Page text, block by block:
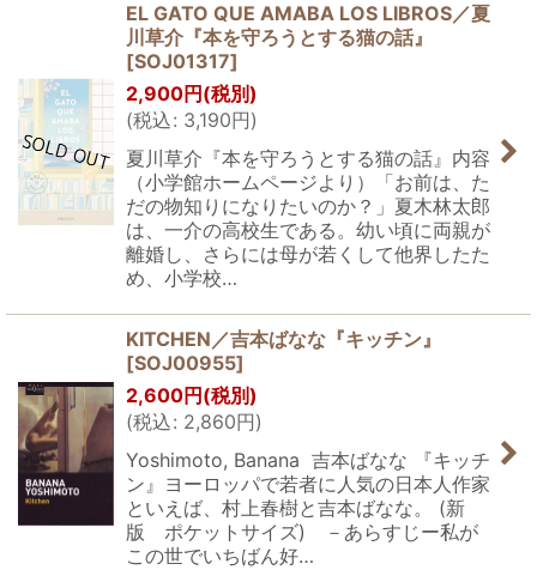
EL GATO QUE AMABA LOS LIBROS／夏
川草介『本を守ろうとする猫の話』
[SOJ01317]
2,900円 (税別)
(税込: 3,190円)
夏川草介『本を守ろうとする猫の話』内容
（小学館ホームページより）「お前は、た
だの物知りになりたいのか？」夏木林太郎
は、一介の高校生である。幼い頃に両親が
離婚し、さらには母が若くして他界したた
め、小学校…
KITCHEN／吉本ばなな『キッチン』
[SOJ00955]
2,600円 (税別)
(税込: 2,860円)
Yoshimoto, Banana 吉本ばなな 『キッチ
ン』ヨーロッパで若者に人気の日本人作家
といえば、村上春樹と吉本ばなな。 (新
版 ポケットサイズ) －あらすじー私が
この世でいちばん好…